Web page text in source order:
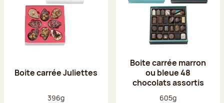
Boite carrée Juliettes
Poids net :
396g
Boite carrée marron
ou bleue 48
chocolats assortis
Poids net :
605g